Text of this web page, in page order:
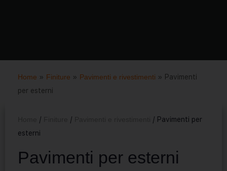
Home » Finiture » Pavimenti e rivestimenti » Pavimenti
per esterni
/ /
/ Pavimenti per
esterni
Pavimenti per esterni